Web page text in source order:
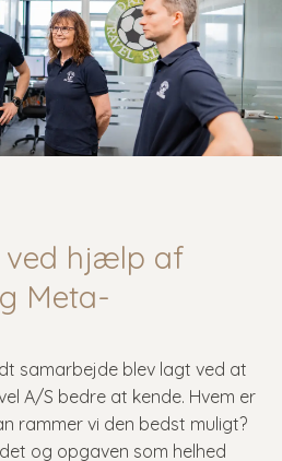
ved hjælp af
Meta-
samarbejde blev lagt ved at
A/S bedre at kende. Hvem er
rammer vi den bedst muligt?
og opgaven som helhed